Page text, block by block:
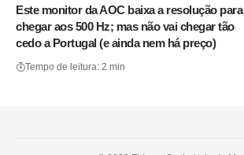
Este monitor da AOC baixa a resolução para
chegar aos 500 Hz; mas não vai chegar tão
cedo a Portugal (e ainda nem há preço)
Tempo de leitura: 2 min